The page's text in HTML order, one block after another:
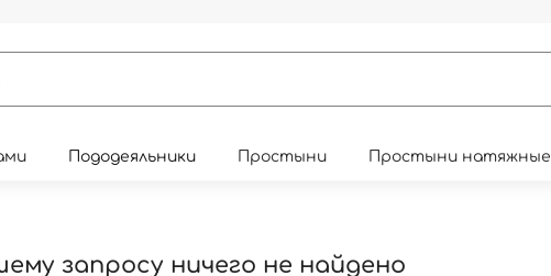
Пододеяльники Простыни Простыни натяжные
запросу ничего не найдено